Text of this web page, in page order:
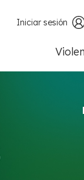
Iniciar sesión